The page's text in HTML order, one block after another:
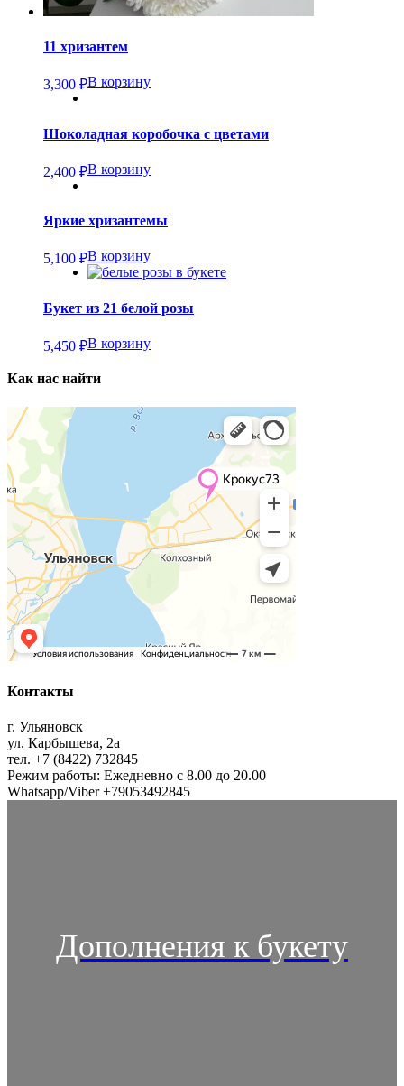
11 хризантем
3,300 ₽В корзину
Шоколадная коробочка с цветами
2,400 ₽В корзину
Яркие хризантемы
5,100 ₽В корзину
Букет из 21 белой розы
5,450 ₽В корзину
Как нас найти
Контакты
г. Ульяновск
ул. Карбышева, 2а
тел. +7 (8422) 732845
Режим работы: Ежедневно с 8.00 до 20.00
Whatsapp/Viber +79053492845
Дополнения к букету